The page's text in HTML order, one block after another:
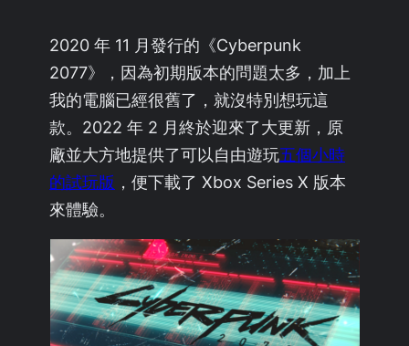
2020 年 11 月發行的《Cyberpunk
2077》，因為初期版本的問題太多，加上
我的電腦已經很舊了，就沒特別想玩這
款。2022 年 2 月終於迎來了大更新，原
廠並大方地提供了可以自由遊玩五個小時
的試玩版 ，便下載了 Xbox Series X 版本
來體驗。